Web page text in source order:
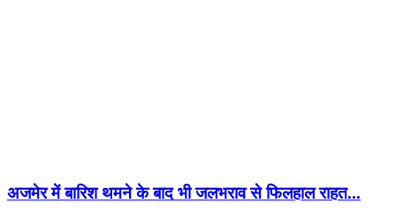
अजमेर में बारिश थमने के बाद भी जलभराव से फिलहाल राहत...